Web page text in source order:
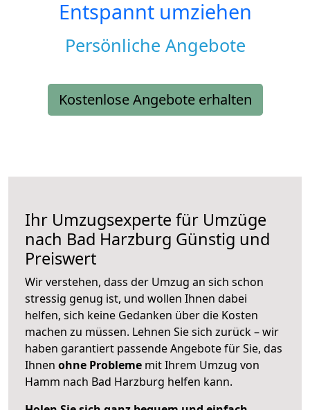
Entspannt umziehen
Persönliche Angebote
Kostenlose Angebote erhalten
Ihr Umzugsexperte für Umzüge
nach Bad Harzburg Günstig und
Preiswert
Wir verstehen, dass der Umzug an sich schon
stressig genug ist, und wollen Ihnen dabei
helfen, sich keine Gedanken über die Kosten
machen zu müssen. Lehnen Sie sich zurück – wir
haben garantiert passende Angebote für Sie, das
Ihnen ohne Probleme mit Ihrem Umzug von
Hamm nach Bad Harzburg helfen kann.